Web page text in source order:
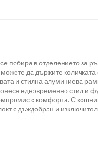
побира в отделението за
да държите количката
и стилна алуминиева
едновременно стил и
с комфорта. С
с дъждобран и